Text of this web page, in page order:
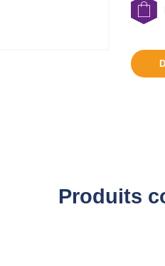
Produits